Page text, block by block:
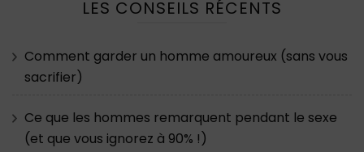
LES CONSEILS RÉCENTS
Comment garder un homme amoureux (sans vous
sacrifier)
Ce que les hommes remarquent pendant le sexe
(et que vous ignorez à 90% !)